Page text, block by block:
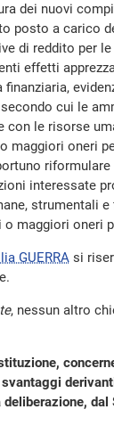
dei nuovi
posto a carico
di reddito per
effetti
cui le
con le risorse
maggiori oneri
interessate
strumentali
maggiori oneri
GUERRA si
, nessun altro
dal